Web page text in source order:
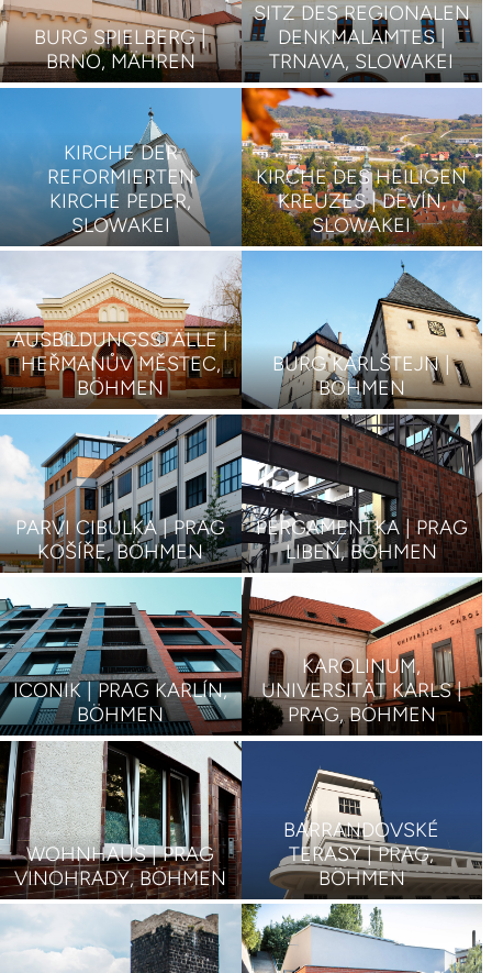
BURG SPIELBERG |
BRNO, MÄHREN
SITZ DES REGIONALEN
DENKMALAMTES |
TRNAVA, SLOWAKEI
KIRCHE DER
REFORMIERTEN
KIRCHE PEDER,
SLOWAKEI
KIRCHE DES HEILIGEN
KREUZES | DEVÍN,
SLOWAKEI
AUSBILDUNGSSTÄLLE |
HEŘMANŮV MĚSTEC,
BÖHMEN
BURG KARLŠTEJN |
BÖHMEN
PARVI CIBULKA | PRAG
KOŠÍŘE, BÖHMEN
PERGAMENTKA | PRAG
LIBEŇ, BÖHMEN
ICONIK | PRAG KARLÍN,
BÖHMEN
KAROLINUM,
UNIVERSITÄT KARLS |
PRAG, BÖHMEN
WOHNHAUS | PRAG
VINOHRADY, BÖHMEN
BARRANDOVSKÉ
TERASY | PRAG,
BÖHMEN